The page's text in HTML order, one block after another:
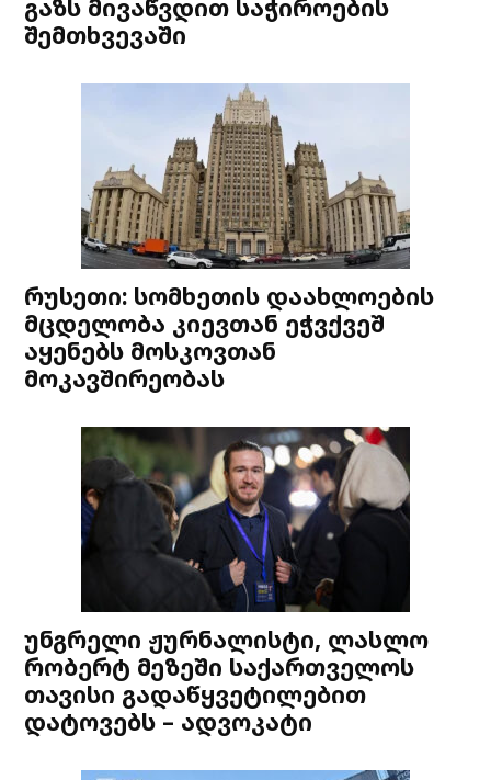
გაზს მივაწვდით საჭიროების
შემთხვევაში
რუსეთი: სომხეთის დაახლოების
მცდელობა კიევთან ეჭვქვეშ
აყენებს მოსკოვთან
მოკავშირეობას
უნგრელი ჟურნალისტი, ლასლო
რობერტ მეზეში საქართველოს
თავისი გადაწყვეტილებით
დატოვებს – ადვოკატი